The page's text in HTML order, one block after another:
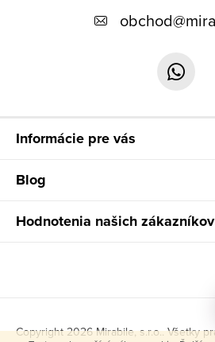
Informácie pre vás
Blog
Hodnotenia našich zákazníkov
obchod@
Copyright 2026Mirabile, s.r.o.. Všetky